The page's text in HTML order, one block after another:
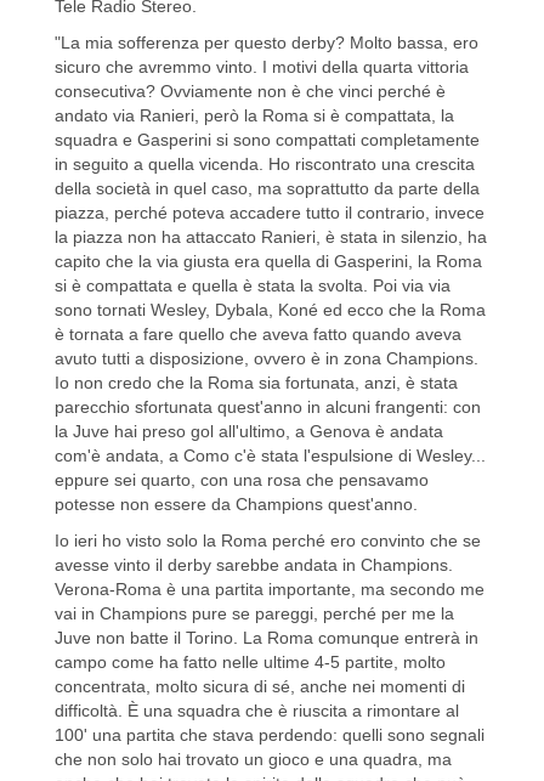
Tele Radio Stereo.
"La mia sofferenza per questo derby? Molto bassa, ero
sicuro che avremmo vinto. I motivi della quarta vittoria
consecutiva? Ovviamente non è che vinci perché è
andato via Ranieri, però la Roma si è compattata, la
squadra e Gasperini si sono compattati completamente
in seguito a quella vicenda. Ho riscontrato una crescita
della società in quel caso, ma soprattutto da parte della
piazza, perché poteva accadere tutto il contrario, invece
la piazza non ha attaccato Ranieri, è stata in silenzio, ha
capito che la via giusta era quella di Gasperini, la Roma
si è compattata e quella è stata la svolta. Poi via via
sono tornati Wesley, Dybala, Koné ed ecco che la Roma
è tornata a fare quello che aveva fatto quando aveva
avuto tutti a disposizione, ovvero è in zona Champions.
Io non credo che la Roma sia fortunata, anzi, è stata
parecchio sfortunata quest'anno in alcuni frangenti: con
la Juve hai preso gol all'ultimo, a Genova è andata
com'è andata, a Como c'è stata l'espulsione di Wesley...
eppure sei quarto, con una rosa che pensavamo
potesse non essere da Champions quest'anno.
Io ieri ho visto solo la Roma perché ero convinto che se
avesse vinto il derby sarebbe andata in Champions.
Verona-Roma è una partita importante, ma secondo me
vai in Champions pure se pareggi, perché per me la
Juve non batte il Torino. La Roma comunque entrerà in
campo come ha fatto nelle ultime 4-5 partite, molto
concentrata, molto sicura di sé, anche nei momenti di
difficoltà. È una squadra che è riuscita a rimontare al
100' una partita che stava perdendo: quelli sono segnali
che non solo hai trovato un gioco e una quadra, ma